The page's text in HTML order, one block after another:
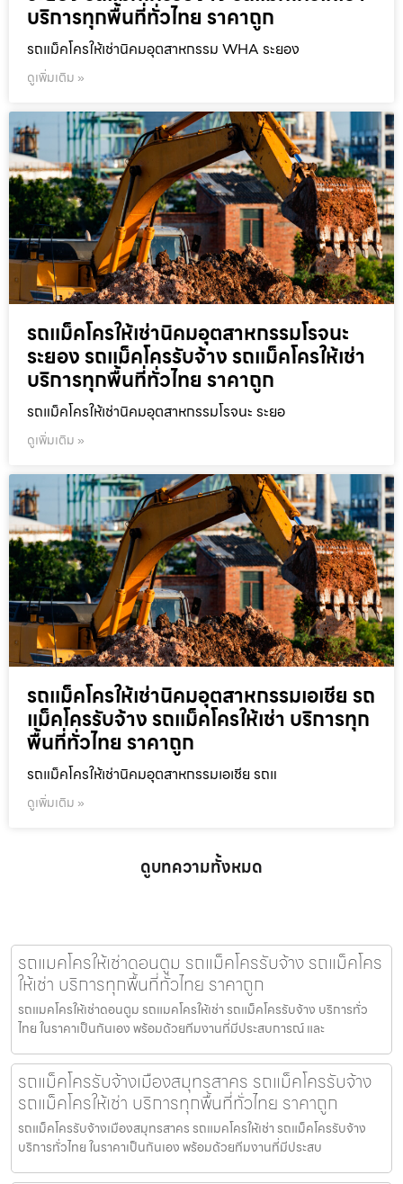
บริการทุกพื้นที่ทั่วไทย ราคาถูก
รถแม็คโครให้เช่านิคมอุตสาหกรรม WHA ระยอง
ดูเพิ่มเติม »
รถแม็คโครให้เช่านิคมอุตสาหกรรมโรจนะ
ระยอง รถแม็คโครรับจ้าง รถแม็คโครให้เช่า
บริการทุกพื้นที่ทั่วไทย ราคาถูก
รถแม็คโครให้เช่านิคมอุตสาหกรรมโรจนะ ระยอ
ดูเพิ่มเติม »
รถแม็คโครให้เช่านิคมอุตสาหกรรมเอเชีย รถ
แม็คโครรับจ้าง รถแม็คโครให้เช่า บริการทุก
พื้นที่ทั่วไทย ราคาถูก
รถแม็คโครให้เช่านิคมอุตสาหกรรมเอเชีย รถแ
ดูเพิ่มเติม »
ดูบทความทั้งหมด
รถแมคโครให้เช่าดอนตูม รถแม็คโครรับจ้าง รถแม็คโคร
ให้เช่า บริการทุกพื้นที่ทั่วไทย ราคาถูก
รถแมคโครให้เช่าดอนตูม รถแมคโครให้เช่า รถแม็คโครรับจ้าง บริการทั่ว
ไทย ในราคาเป็นกันเอง พร้อมด้วยทีมงานที่มีประสบการณ์ และ
รถแม็คโครรับจ้างเมืองสมุทรสาคร รถแม็คโครรับจ้าง
รถแม็คโครให้เช่า บริการทุกพื้นที่ทั่วไทย ราคาถูก
รถแม็คโครรับจ้างเมืองสมุทรสาคร รถแมคโครให้เช่า รถแม็คโครรับจ้าง
บริการทั่วไทย ในราคาเป็นกันเอง พร้อมด้วยทีมงานที่มีประสบ